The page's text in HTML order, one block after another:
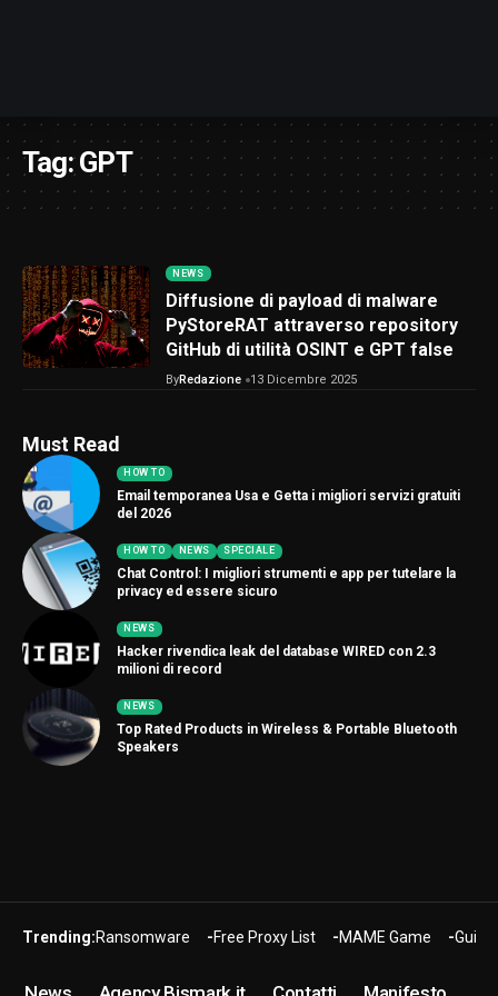
Tag:GPT
NEWS
Diffusione di payload di malware
PyStoreRAT attraverso repository
GitHub di utilità OSINT e GPT false
ByRedazione 13 Dicembre 2025
Must Read
HOW TO
Email temporanea Usa e Getta i migliori servizi gratuiti
del 2026
HOW TO NEWS SPECIALE
Chat Control: I migliori strumenti e app per tutelare la
privacy ed essere sicuro
NEWS
Hacker rivendica leak del database WIRED con 2.3
milioni di record
NEWS
Top Rated Products in Wireless & Portable Bluetooth
Speakers
Trending:Ransomware Free Proxy List MAME Game Guide